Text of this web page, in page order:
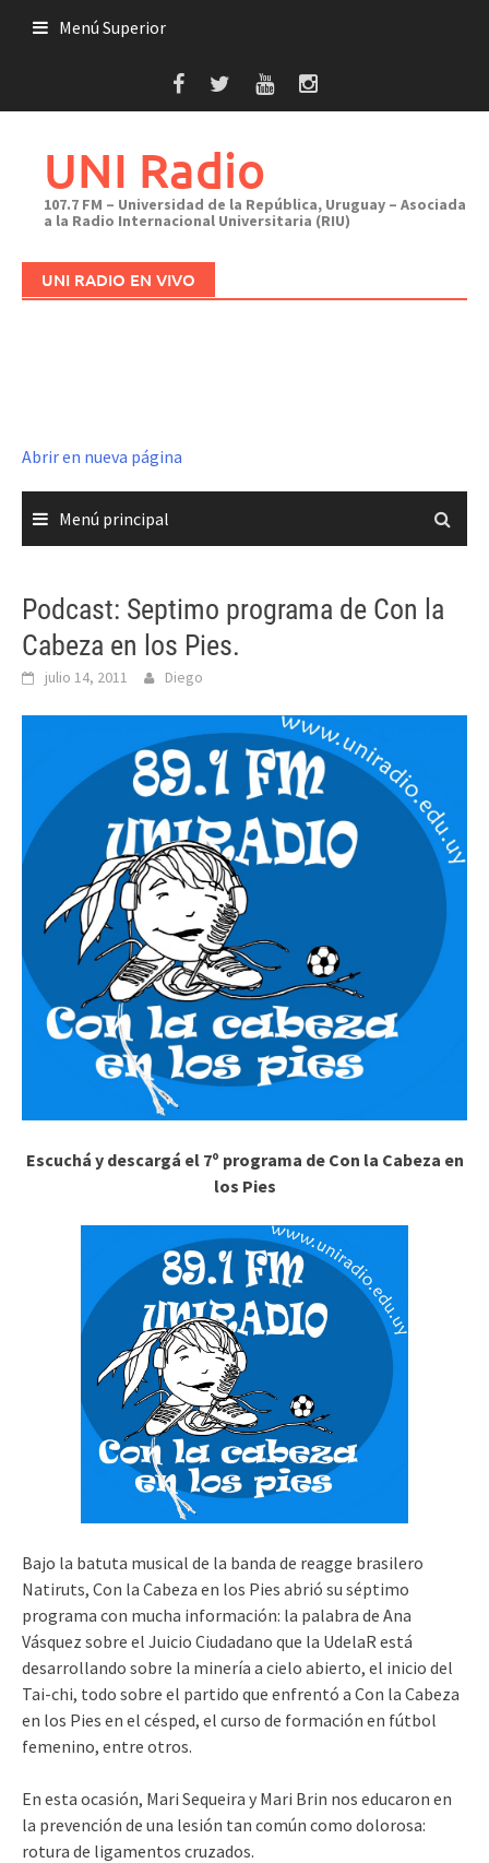
Menú Superior
UNI Radio
107.7 FM – Universidad de la República, Uruguay – Asociada
a la Radio Internacional Universitaria (RIU)
UNI RADIO EN VIVO
Abrir en nueva página
Menú principal
Podcast: Septimo programa de Con la
Cabeza en los Pies.
julio 14, 2011 Diego
Escuchá y descargá el 7º programa de Con la Cabeza en
los Pies
Bajo la batuta musical de la banda de reagge brasilero
Natiruts, Con la Cabeza en los Pies abrió su séptimo
programa con mucha información: la palabra de Ana
Vásquez sobre el Juicio Ciudadano que la UdelaR está
desarrollando sobre la minería a cielo abierto, el inicio del
Tai-chi, todo sobre el partido que enfrentó a Con la Cabeza
en los Pies en el césped, el curso de formación en fútbol
femenino, entre otros.
En esta ocasión, Mari Sequeira y Mari Brin nos educaron en
la prevención de una lesión tan común como dolorosa:
rotura de ligamentos cruzados.